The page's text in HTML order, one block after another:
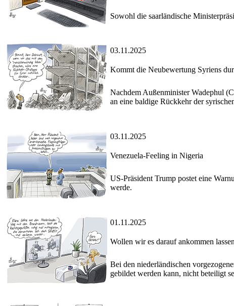
Sowohl die saarländische
03.11.2025
Kommt die Neubewertung Syriens
Nachdem Außenminister Wadephul
an eine baldige Rückkehr der
03.11.2025
Venezuela-Feeling in Nigeria
US-Präsident Trump postet eine
werde.
01.11.2025
Wollen wir es darauf ankommen
Bei den niederländischen
gebildet werden kann, nicht beteiligt